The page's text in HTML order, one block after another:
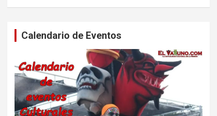
Calendario de Eventos